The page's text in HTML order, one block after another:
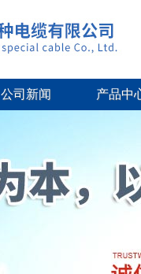
公司新闻 产品中